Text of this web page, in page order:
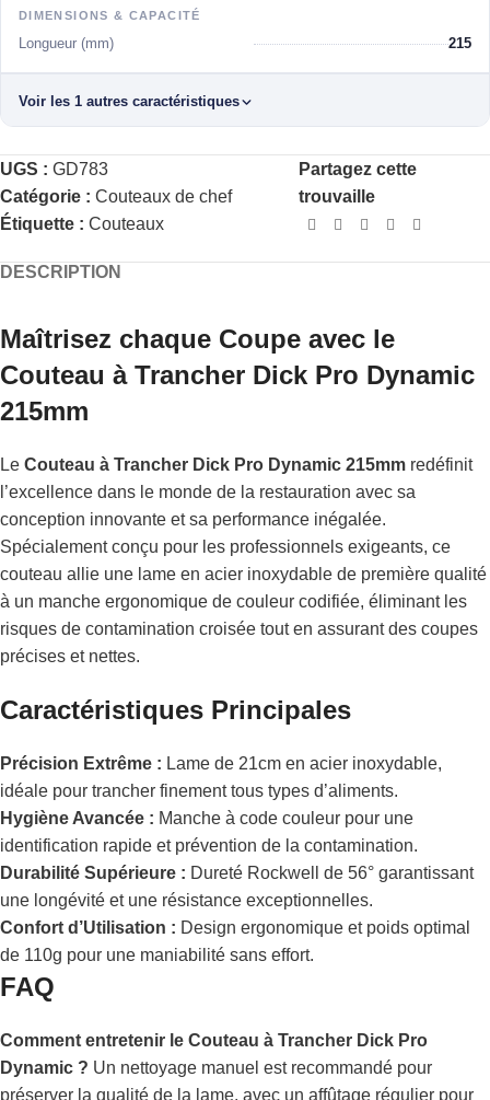
DIMENSIONS & CAPACITÉ
Longueur (mm) 215
Voir les 1 autres caractéristiques
UGS : GD783
Catégorie : Couteaux de chef
Étiquette : Couteaux
Partagez cette
trouvaille
DESCRIPTION
Maîtrisez chaque Coupe avec le
Couteau à Trancher Dick Pro Dynamic
215mm
Le Couteau à Trancher Dick Pro Dynamic 215mm redéfinit
l’excellence dans le monde de la restauration avec sa
conception innovante et sa performance inégalée.
Spécialement conçu pour les professionnels exigeants, ce
couteau allie une lame en acier inoxydable de première qualité
à un manche ergonomique de couleur codifiée, éliminant les
risques de contamination croisée tout en assurant des coupes
précises et nettes.
Caractéristiques Principales
Précision Extrême : Lame de 21cm en acier inoxydable,
idéale pour trancher finement tous types d’aliments.
Hygiène Avancée : Manche à code couleur pour une
identification rapide et prévention de la contamination.
Durabilité Supérieure : Dureté Rockwell de 56° garantissant
une longévité et une résistance exceptionnelles.
Confort d’Utilisation : Design ergonomique et poids optimal
de 110g pour une maniabilité sans effort.
FAQ
Comment entretenir le Couteau à Trancher Dick Pro
Dynamic ? Un nettoyage manuel est recommandé pour
préserver la qualité de la lame, avec un affûtage régulier pour